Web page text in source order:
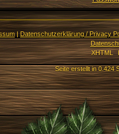
|Datenschutzerklärung / Privacy
XHTML
Seite erstellt in 0.424